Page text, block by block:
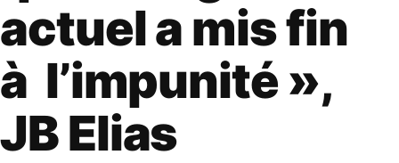
actuel a mis fin
à l’impunité »,
JB Elias